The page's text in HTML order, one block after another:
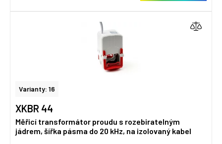
Varianty: 16
XKBR 44
Měřicí transformátor proudu s rozebiratelným
jádrem, šířka pásma do 20 kHz, na izolovaný kabel